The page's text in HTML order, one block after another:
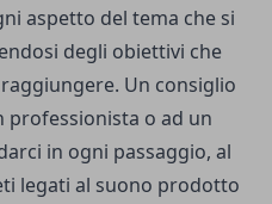
aspetto del tema che si
degli obiettivi che
Un consiglio
professionista o ad un
in ogni passaggio, al
legati al suono prodotto